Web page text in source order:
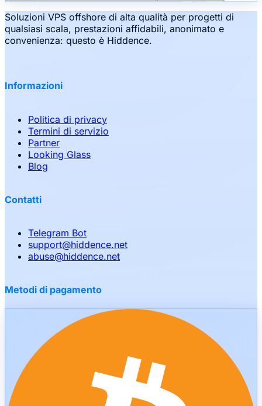
Soluzioni VPS offshore di alta qualità per progetti di
qualsiasi scala, prestazioni affidabili, anonimato e
convenienza: questo è Hiddence.
Informazioni
Politica di privacy
Termini di servizio
Partner
Looking Glass
Blog
Contatti
Telegram Bot
support@hiddence.net
abuse@hiddence.net
Metodi di pagamento